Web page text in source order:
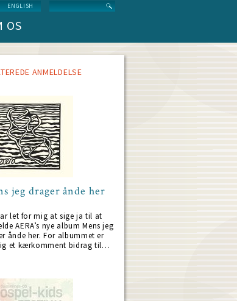
ENGLISH
OS
ANMELDELSE
jeg drager ånde her
let for mig at sige ja til at
AERA’s nye album Mens jeg
ånde her. For albummet er
et kærkomment bidrag til…